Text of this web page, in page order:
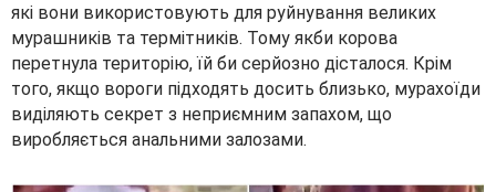
які вони використовують для руйнування великих
мурашників та термітників. Тому якби корова
перетнула територію, їй би серйозно дісталося. Крім
того, якщо вороги підходять досить близько, мурахоїди
виділяють секрет з неприємним запахом, що
виробляється анальними залозами.